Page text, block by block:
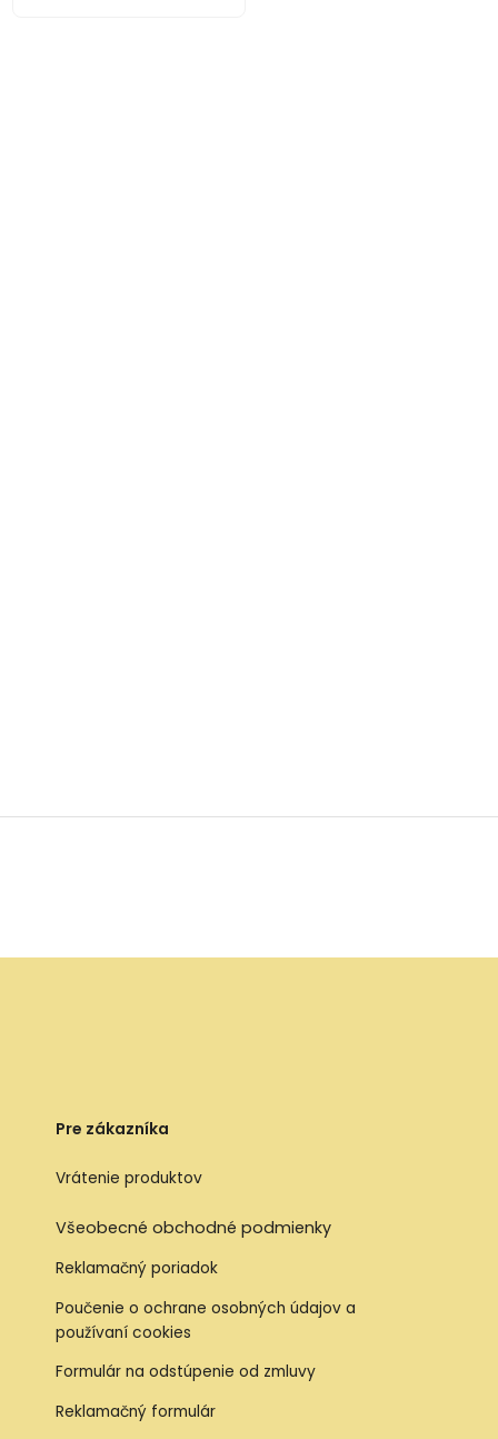
Pre zákazníka
Vrátenie produktov
Všeobecné obchodné podmienky
Reklamačný poriadok
Poučenie o ochrane osobných údajov a
používaní cookies
Formulár na odstúpenie od zmluvy
Reklamačný formulár